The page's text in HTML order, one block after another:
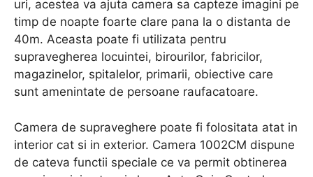
uri, acestea va ajuta camera sa capteze imagini pe
timp de noapte foarte clare pana la o distanta de
40m. Aceasta poate fi utilizata pentru
supravegherea locuintei, birourilor, fabricilor,
magazinelor, spitalelor, primarii, obiective care
sunt amenintate de persoane raufacatoare.
Camera de supraveghere poate fi folositata atat in
interior cat si in exterior. Camera 1002CM dispune
de cateva functii speciale ce va permit obtinerea